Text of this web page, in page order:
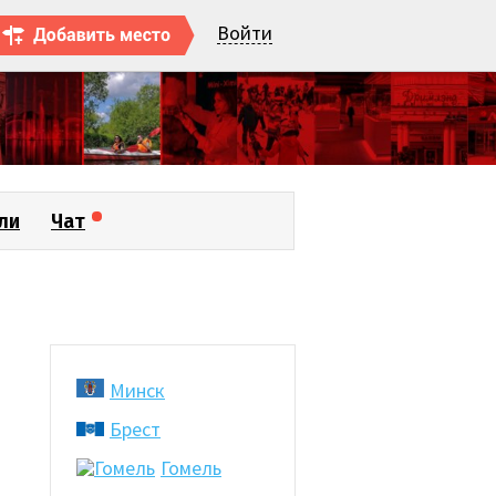
Войти
Чат
Минск
Брест
Гомель